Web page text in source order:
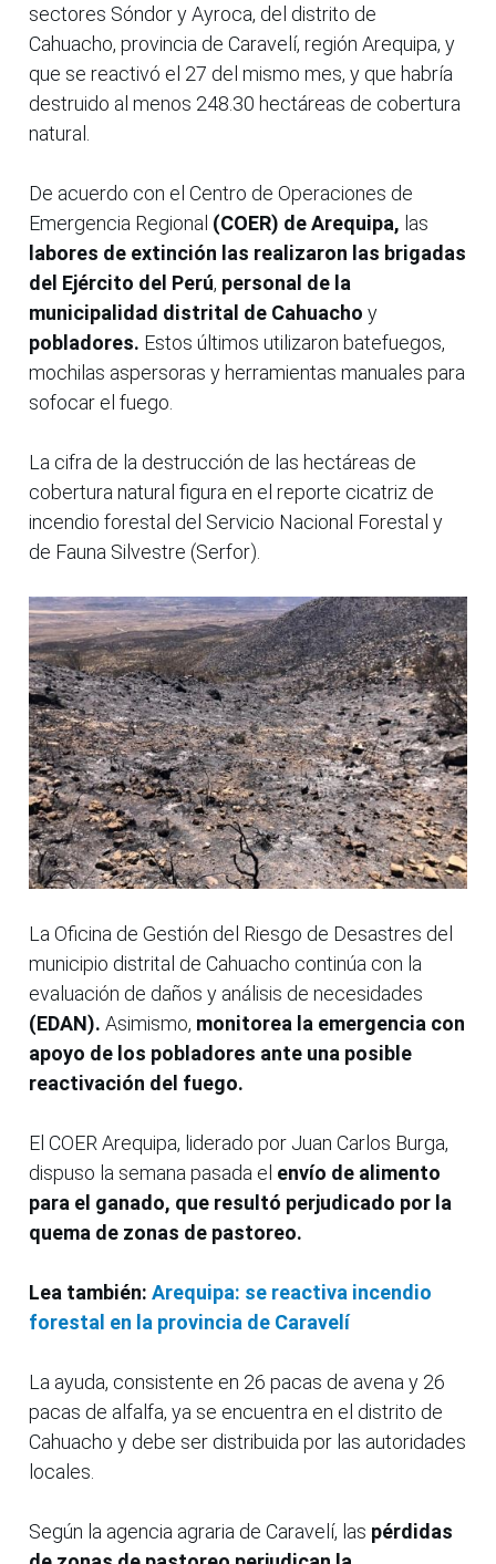
sectores Sóndor y Ayroca, del distrito de
Cahuacho, provincia de Caravelí, región Arequipa, y
que se reactivó el 27 del mismo mes, y que habría
destruido al menos 248.30 hectáreas de cobertura
natural.
De acuerdo con el Centro de Operaciones de
Emergencia Regional (COER) de Arequipa, las
labores de extinción las realizaron las brigadas
del Ejército del Perú, personal de la
municipalidad distrital de Cahuacho y
pobladores. Estos últimos utilizaron batefuegos,
mochilas aspersoras y herramientas manuales para
sofocar el fuego.
La cifra de la destrucción de las hectáreas de
cobertura natural figura en el reporte cicatriz de
incendio forestal del Servicio Nacional Forestal y
de Fauna Silvestre (Serfor).
La Oficina de Gestión del Riesgo de Desastres del
municipio distrital de Cahuacho continúa con la
evaluación de daños y análisis de necesidades
(EDAN). Asimismo, monitorea la emergencia con
apoyo de los pobladores ante una posible
reactivación del fuego.
El COER Arequipa, liderado por Juan Carlos Burga,
dispuso la semana pasada el envío de alimento
para el ganado, que resultó perjudicado por la
quema de zonas de pastoreo.
Lea también: Arequipa: se reactiva incendio
forestal en la provincia de Caravelí
La ayuda, consistente en 26 pacas de avena y 26
pacas de alfalfa, ya se encuentra en el distrito de
Cahuacho y debe ser distribuida por las autoridades
locales.
Según la agencia agraria de Caravelí, las pérdidas